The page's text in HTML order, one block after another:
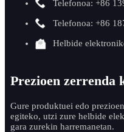
Telefonoa: +86
Telefonoa: +86
Helbide
Prezioen zerrenda
Gure produktuei edo
egiteko, utzi zure helbide
gara zurekin harremanetan.